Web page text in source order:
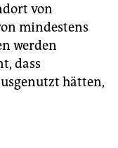
von
mindestens
werden
dass
hätten,